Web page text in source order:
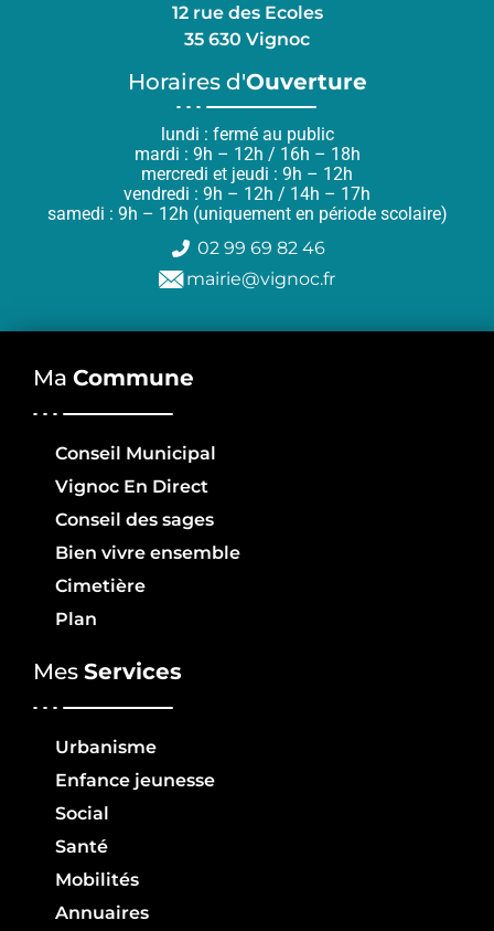
12 rue des Ecoles
35 630 Vignoc
Horaires d'Ouverture
lundi : fermé au public
mardi : 9h – 12h / 16h – 18h
mercredi et jeudi : 9h – 12h
vendredi : 9h – 12h / 14h – 17h
samedi : 9h – 12h (uniquement en période scolaire)
02 99 69 82 46
mairie@vignoc.fr
Ma Commune
Conseil Municipal
Vignoc En Direct
Conseil des sages
Bien vivre ensemble
Cimetière
Plan
Mes Services
Urbanisme
Enfance jeunesse
Social
Santé
Mobilités
Annuaires